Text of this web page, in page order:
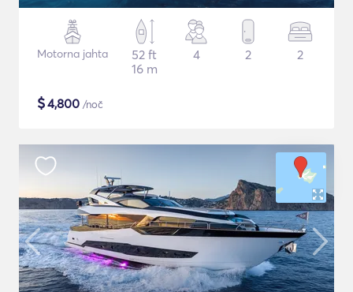
Motorna jahta
52 ft
16 m
4 2 2
$4,800 /noč